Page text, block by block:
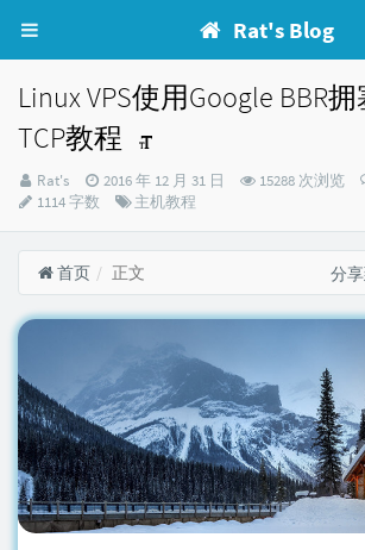
Rat's Blog
Linux VPS使用Google BBR
TCP教程
博
主：
Rat's
发
布
2016 年 12 月 31 日 15288 次浏览
1114 字数
分
主机教程
首页 正文 分享